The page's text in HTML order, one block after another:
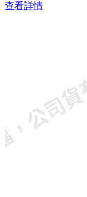
查看詳情